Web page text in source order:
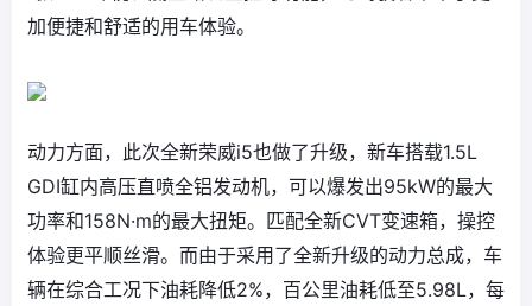
加便捷和舒适的用车体验。
动力方面，此次全新荣威i5也做了升级，新车搭载1.5L
GDI缸内高压直喷全铝发动机，可以爆发出95kW的最大
功率和158N·m的最大扭矩。匹配全新CVT变速箱，操控
体验更平顺丝滑。而由于采用了全新升级的动力总成，车
辆在综合工况下油耗降低2%，百公里油耗低至5.98L，每